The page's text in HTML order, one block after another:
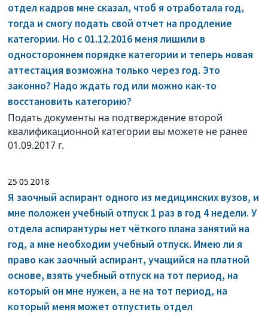
отдел кадров мне сказал, чтоб я отработала год,
тогда и смогу подать свой отчет на продление
категории. Но с 01.12.2016 меня лишили в
одностороннем порядке категории и теперь новая
аттестация возможна только через год. Это
законно? Надо ждать год или можно как-то
восстановить категорию?
Подать документы на подтверждение второй
квалификационной категории вы можете не ранее
01.09.2017 г.
25 05 2018
Я заочный аспирант одного из медицинских вузов, и
мне положен учебный отпуск 1 раз в год 4 недели. У
отдела аспирантуры нет чёткого плана занятий на
год, а мне необходим учебный отпуск. Имею ли я
право как заочный аспирант, учащийся на платной
основе, взять учебный отпуск на тот период, на
который он мне нужен, а не на тот период, на
который меня может отпустить отдел